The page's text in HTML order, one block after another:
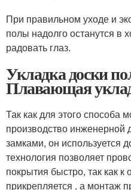
При правильном уходе и
полы надолго останутся в
радовать глаз.
Укладка доски
Плавающая
Так как для этого способа
производство инженерной
замками, он используется
технология позволяет
покрытия быстро, так как
прикрепляется , а монтаж